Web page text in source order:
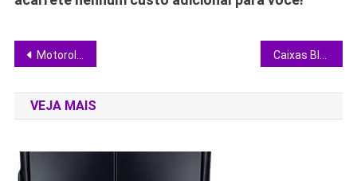
Navegação
de
Post
Motorola corta preços: escolha seu smartphone 5G sem erro
VEJA MAIS